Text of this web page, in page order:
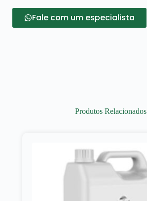
Fale com um especialista
Produtos Relacionados